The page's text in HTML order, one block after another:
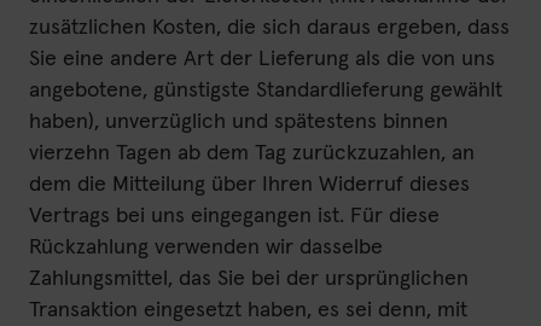
zusätzlichen Kosten, die sich daraus ergeben, dass
Sie eine andere Art der Lieferung als die von uns
angebotene, günstigste Standardlieferung gewählt
haben), unverzüglich und spätestens binnen
vierzehn Tagen ab dem Tag zurückzuzahlen, an
dem die Mitteilung über Ihren Widerruf dieses
Vertrags bei uns eingegangen ist. Für diese
Rückzahlung verwenden wir dasselbe
Zahlungsmittel, das Sie bei der ursprünglichen
Transaktion eingesetzt haben, es sei denn, mit